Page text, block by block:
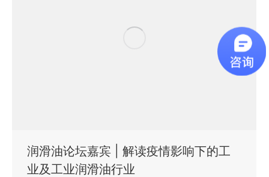
润滑油论坛嘉宾 | 解读疫情影响下的工
业及工业润滑油行业